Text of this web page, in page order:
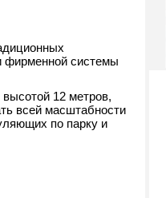
фирменной системы
12 метров,
всей масштабности
по парку и